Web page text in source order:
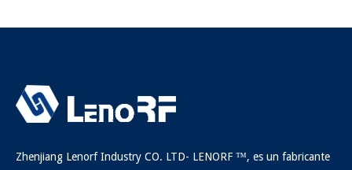
Zhenjiang Lenorf Industry CO. LTD- LENORF ™, es un fabricante